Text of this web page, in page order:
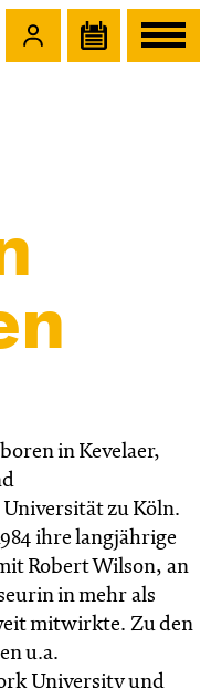
in Kevelaer,
zu Köln.
ihre langjährige
Robert Wilson, an
in mehr als
mitwirkte. Zu den
u.a.
University und